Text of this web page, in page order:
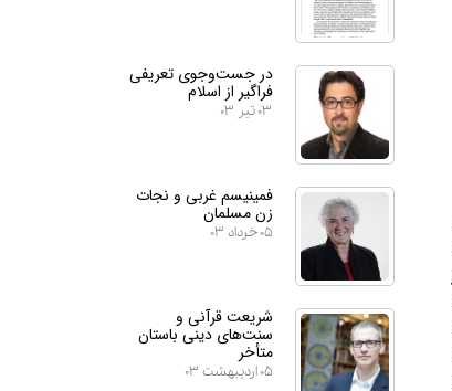
در جست‌وجوی تعریفی
فراگیر از اسلام
۰۳ تیر ۰۳
فمینیسم غربی و نجات
زن مسلمان
۰۵ خرداد ۰۳
شریعت قرآنی و
سنت‌های دینی باستان
متأخر
۰۵ اردیبهشت ۰۳